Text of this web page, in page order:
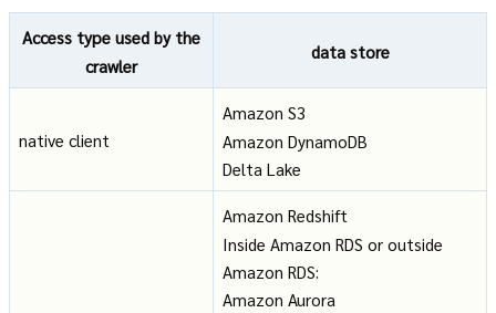
Access type used by the
crawler
data store
native client
Amazon S3
Amazon DynamoDB
Delta Lake
Amazon Redshift
Inside Amazon RDS or outside
Amazon RDS:
Amazon Aurora